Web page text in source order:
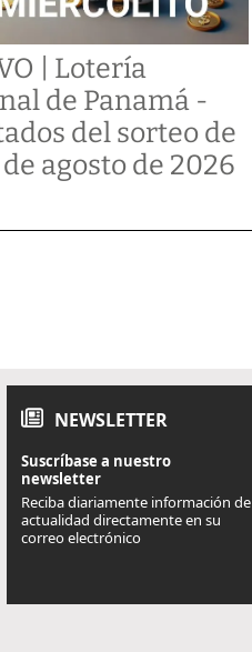
| Lotería
de Panamá -
del sorteo de
agosto de 2026
NEWSLETTER
Suscríbase a nuestro
newsletter
Reciba diariamente información de
actualidad directamente en su
correo electrónico